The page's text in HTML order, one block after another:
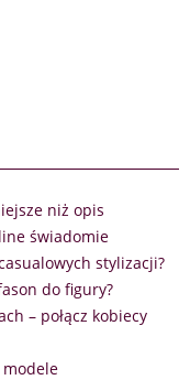
niż opis
świadomie
stylizacji?
do figury?
– połącz kobiecy
modele